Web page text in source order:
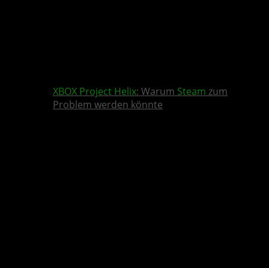
XBOX Project Helix: Warum Steam zum
Problem werden könnte